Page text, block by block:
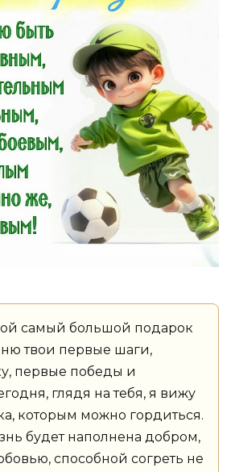
самый большой подарок
твои первые шаги,
первые победы и
глядя на тебя, я вижу
которым можно гордиться.
будет наполнена добром,
способной согреть не